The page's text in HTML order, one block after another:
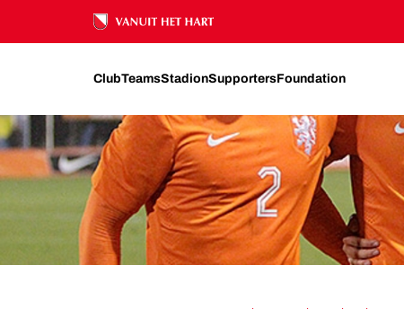
Ons nalatenschap
ClubTeamsStadionSupportersFoundation